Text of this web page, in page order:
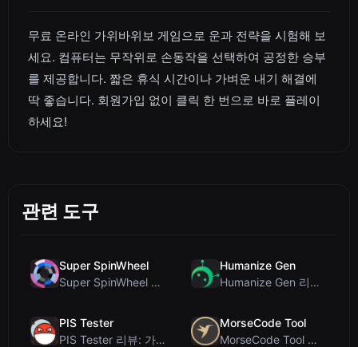
무료 온라인 가위바위보 게임으로 운과 전략을 시험해 보
세요. 컴퓨터는 무작위로 손동작을 선택하여 공정한 승부
를 제공합니다. 짧은 휴식 시간이나 가벼운 내기 해결에
딱 좋습니다. 회원가입 없이 클릭 한 번으로 바로 플레이
하세요!
관련 도구
Super SpinWheel
Super SpinWheel 리뷰: 개인정보 보호 우선 무료 휠 스피너
Humanize Gen
Humanize Gen 리뷰: 이 무료 AI 휴머나이저 심층 분석
PIS Tester
PIS Tester 리뷰: 가짜 친구를 색출하는 AI 없는 우정 퀴즈
MorseCode Tool
MorseCode Tool 리뷰: 오디오 및 조명을 갖춘 무료 온라인 텍스트-모스 부호 변...